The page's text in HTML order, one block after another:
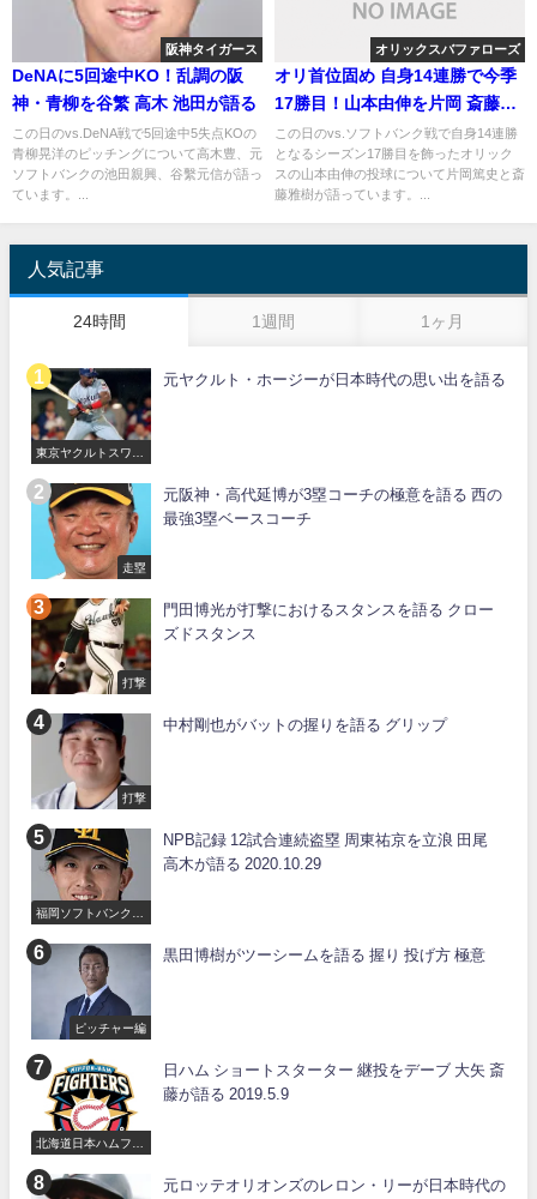
阪神タイガース
DeNAに5回途中KO！乱調の阪
神・青柳を谷繁 高木 池田が語る
この日のvs.DeNA戦で5回途中5失点KOの
青柳晃洋のピッチングについて高木豊、元
ソフトバンクの池田親興、谷繫元信が語っ
ています。...
オリックスバファローズ
オリ首位固め 自身14連勝で今季
17勝目！山本由伸を片岡 斎藤が
語る
この日のvs.ソフトバンク戦で自身14連勝
となるシーズン17勝目を飾ったオリック
スの山本由伸の投球について片岡篤史と斎
藤雅樹が語っています。...
人気記事
24時間 1週間 1ヶ月
東京ヤクルトスワロ
元ヤクルト・ホージーが日本時代の思い出を語る
走塁
元阪神・高代延博が3塁コーチの極意を語る 西の
最強3塁ベースコーチ
打撃
門田博光が打撃におけるスタンスを語る クロー
ズドスタンス
打撃
中村剛也がバットの握りを語る グリップ
福岡ソフトバンクホ
NPB記録 12試合連続盗塁 周東祐京を立浪 田尾
高木が語る 2020.10.29
ピッチャー編
黒田博樹がツーシームを語る 握り 投げ方 極意
北海道日本ハムファ
日ハム ショートスターター 継投をデーブ 大矢 斎
藤が語る 2019.5.9
元ロッテオリオンズのレロン・リーが日本時代の